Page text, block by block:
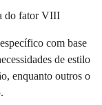
do fator VIII
com base
de estilo
enquanto outros o